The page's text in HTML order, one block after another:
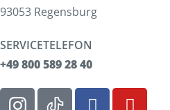
93053 Regensburg
SERVICETELEFON
+49 800 589 28 40